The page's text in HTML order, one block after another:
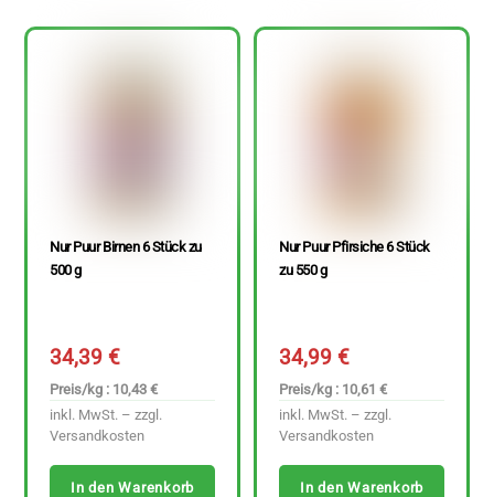
Nur Puur Birnen 6 Stück zu
500 g
34,39€
Preis/kg : 10,43 €
inkl. MwSt. – zzgl.
Versandkosten
In den Warenkorb
Nur Puur Pfirsiche 6 Stück
zu 550 g
34,99€
Preis/kg : 10,61 €
inkl. MwSt. – zzgl.
Versandkosten
In den Warenkorb